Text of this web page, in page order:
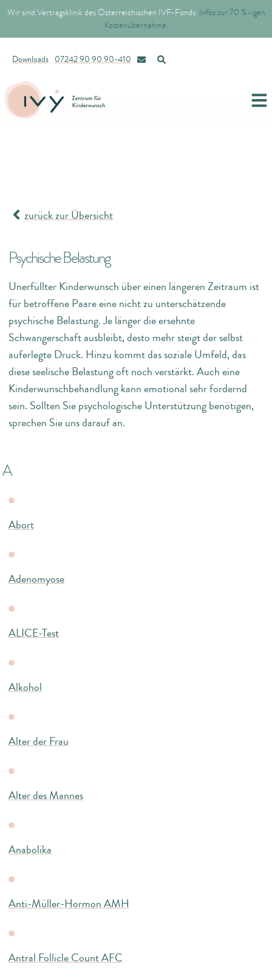
Wir sind Vertragsklinik des Österreichischen IVF-Fonds. Infos zur 70 %-igen
Kostenübernahme.
Downloads 07242 90 90 90-410
zurück zur Übersicht
Psychische Belastung
Unerfüllter Kinderwunsch über einen längeren Zeitraum ist
für betroffene Paare eine nicht zu unterschätzende
psychische Belastung. Je länger die ersehnte
Schwangerschaft ausbleibt, desto mehr steigt der selbst
auferlegte Druck. Hinzu kommt das soziale Umfeld, das
diese seelische Belastung oft noch verstärkt. Auch eine
Kinderwunschbehandlung kann emotional sehr fordernd
sein. Sollten Sie psychologische Unterstützung benötigen,
sprechen Sie uns darauf an.
A
Abort
Adenomyose
ALICE-Test
Alkohol
Alter der Frau
Alter des Mannes
Anabolika
Anti-Müller-Hormon AMH
Antral Follicle Count AFC